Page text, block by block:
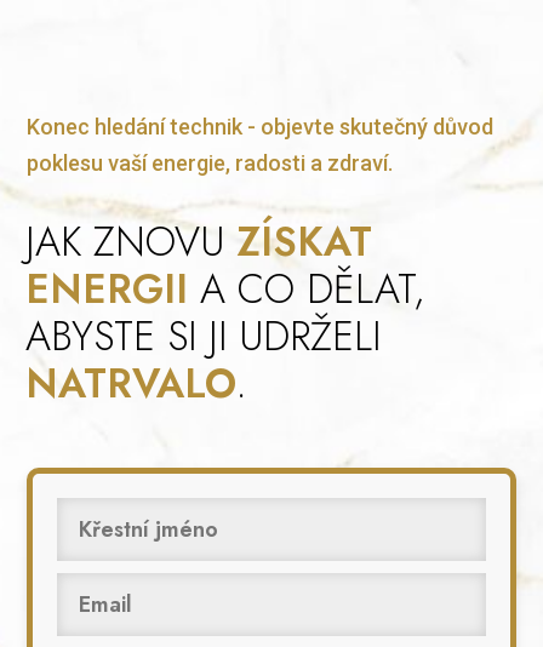
Konec hledání technik - objevte skutečný důvod
poklesu vaší energie, radosti a zdraví.
JAK ZNOVU ZÍSKAT
ENERGII A CO DĚLAT,
ABYSTE SI JI UDRŽELI
NATRVALO.